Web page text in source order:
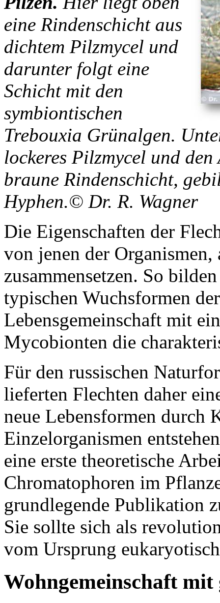
eine Rindenschicht aus
dichtem Pilzmycel und
darunter folgt eine
Schicht mit den
symbiontischen
Trebouxia Grünalgen.
lockeres Pilzmycel und
braune Rindenschicht,
Hyphen.© Dr. R. Wagner
Die Eigenschaften der
von jenen der Organismen,
zusammensetzen. So
typischen Wuchsformen
Lebensgemeinschaft mit
Mycobionten die
Für den russischen
lieferten Flechten daher
neue Lebensformen durch
Einzelorganismen
eine erste theoretische
Chromatophoren im
grundlegende Publikation
Sie sollte sich als
vom Ursprung
Wohngemeinschaft